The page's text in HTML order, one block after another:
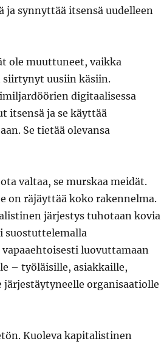
ja synnyttää itsensä uudelleen
ole muuttuneet, vaikka
uusiin käsiin.
digitaalisessa
itsensä ja se käyttää
Se tietää olevansa
valtaa, se murskaa meidät.
on räjäyttää koko rakennelma.
järjestys tuhotaan kovia
suostuttelemalla
luovuttamaan
– työläisille, asiakkaille,
organisaatiolle
Kuoleva kapitalistinen